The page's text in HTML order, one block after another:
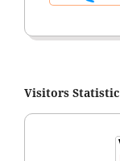
Visitors Statistic